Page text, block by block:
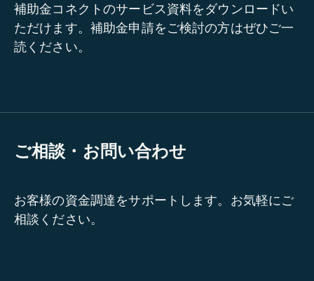
補助金コネクトのサービス資料をダウンロードい
ただけます。補助金申請をご検討の方はぜひご一
読ください。
ご相談・お問い合わせ
お客様の資金調達をサポートします。お気軽にご
相談ください。